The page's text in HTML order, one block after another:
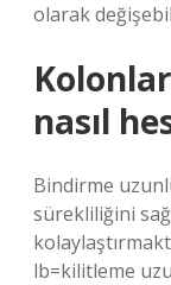
olarak
nasıl
Bindirme
sürekliliğini
lb=kilitleme